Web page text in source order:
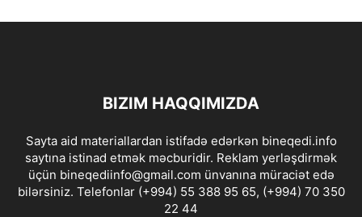
BIZIM HAQQIMIZDA
Sayta aid materiallardan istifadə edərkən bineqedi.info
saytına istinad etmək məcburidir. Reklam yerləşdirmək
üçün bineqediinfo@gmail.com ünvanına müraciət edə
bilərsiniz. Telefonlar (+994) 55 388 95 65, (+994) 70 350
22 44